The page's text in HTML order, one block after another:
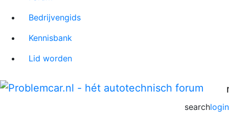
Bedrijvengids
Kennisbank
Lid worden
login
search